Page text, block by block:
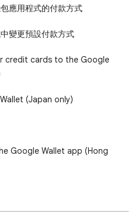
應用程式的付款方式
變更預設付款方式
credit cards to the Google
(Japan only)
Google Wallet app (Hong